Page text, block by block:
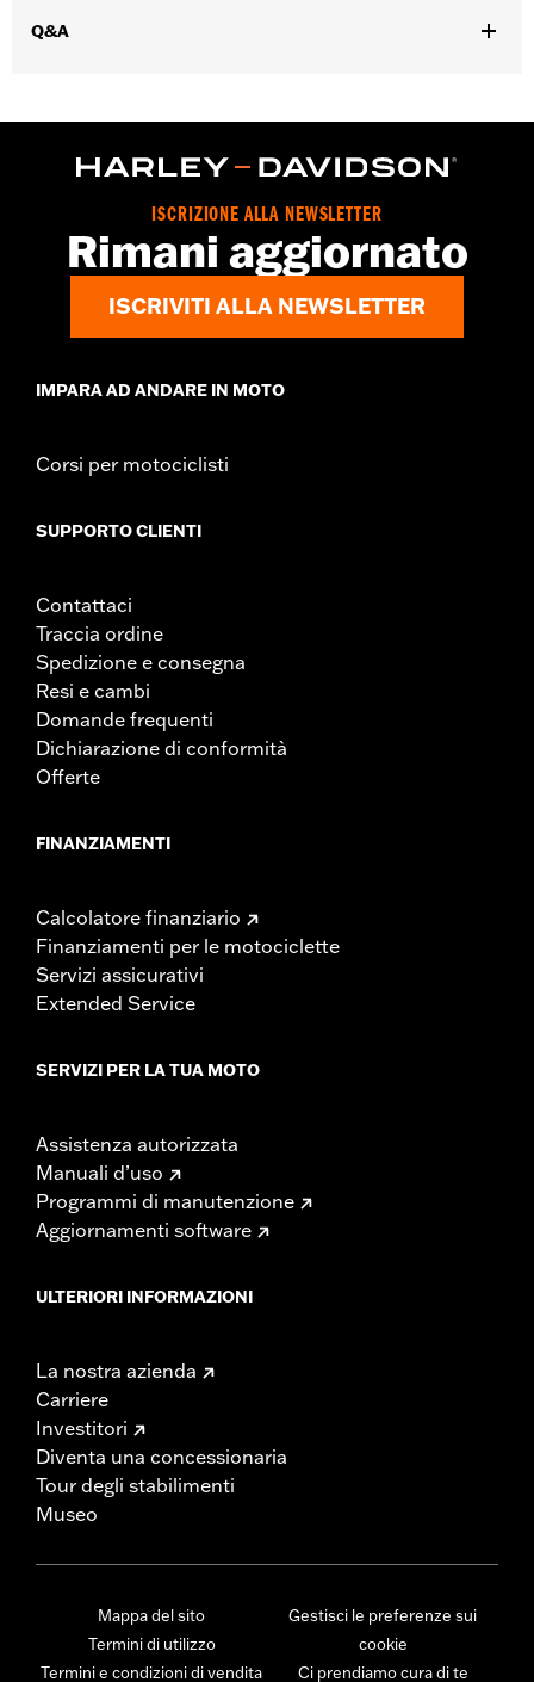
Contenuto della confezione:
Coperchio alternatore, anello di
Q&A
ISCRIZIONE ALLA NEWSLETTER
Rimani aggiornato
ISCRIVITI ALLA NEWSLETTER
IMPARA AD ANDARE IN MOTO
Corsi per motociclisti
SUPPORTO CLIENTI
Contattaci
Traccia ordine
Spedizione e consegna
Resi e cambi
Domande frequenti
Dichiarazione di conformità
Offerte
FINANZIAMENTI
Calcolatore finanziario
Finanziamenti per le motociclette
Servizi assicurativi
Extended Service
SERVIZI PER LA TUA MOTO
Assistenza autorizzata
Manuali d’uso
Programmi di manutenzione
Aggiornamenti software
ULTERIORI INFORMAZIONI
La nostra azienda
Carriere
Investitori
Diventa una concessionaria
Tour degli stabilimenti
Museo
Mappa del sito
Termini di utilizzo
Termini e condizioni di vendita
Gestisci le preferenze sui
cookie
Ci prendiamo cura di te